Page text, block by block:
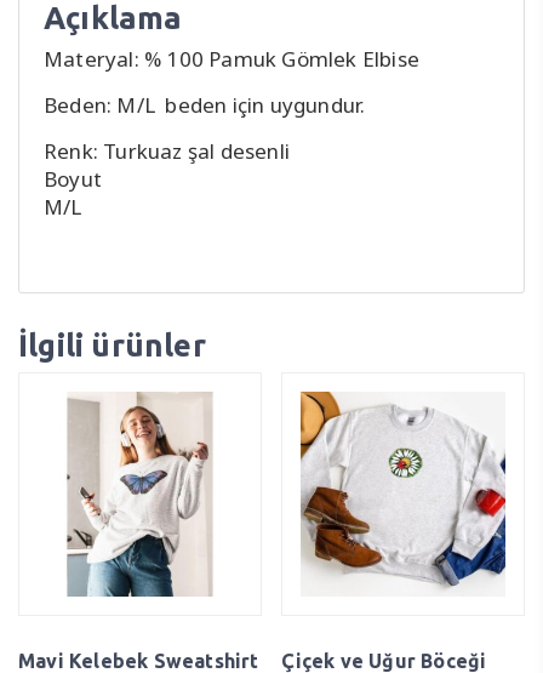
Açıklama
Materyal: % 100 Pamuk Gömlek Elbise
Beden: M/L beden için uygundur.
Renk: Turkuaz şal desenli
Boyut
M/L
İlgili ürünler
Mavi Kelebek Sweatshirt
Çiçek ve Uğur Böceği